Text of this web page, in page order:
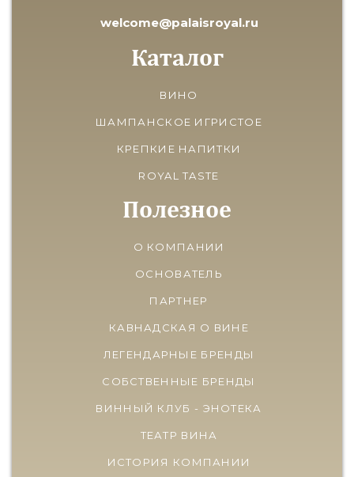
welcome@palaisroyal.ru
Каталог
ВИНО
ШАМПАНСКОЕ ИГРИСТОЕ
КРЕПКИЕ НАПИТКИ
ROYAL TASTE
Полезное
О КОМПАНИИ
ОСНОВАТЕЛЬ
ПАРТНЕР
КАВНАДСКАЯ О ВИНЕ
ЛЕГЕНДАРНЫЕ БРЕНДЫ
СОБСТВЕННЫЕ БРЕНДЫ
ВИННЫЙ КЛУБ - ЭНОТЕКА
ТЕАТР ВИНА
ИСТОРИЯ КОМПАНИИ